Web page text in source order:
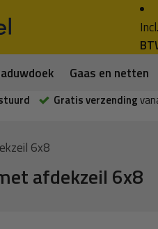
Incl.
Gaas en netten
Gratis verzending
6x8
afdekzeil 6x8